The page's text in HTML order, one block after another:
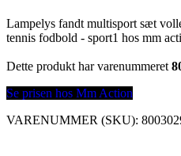
Lampelys fandt multisport sæt
tennis fodbold - sport1 hos mm
Dette produkt har varenummeret
Se prisen hos Mm Action
VARENUMMER (SKU):